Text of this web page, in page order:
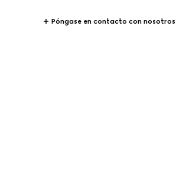
Póngase en contacto con nosotros